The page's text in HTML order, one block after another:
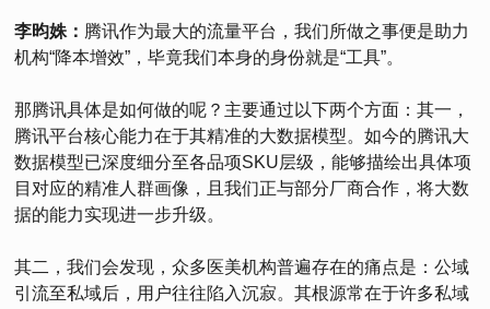
李昀姝： 腾讯作为最大的流量平台，我们所做之事便是助力
机构“降本增效”，毕竟我们本身的身份就是“工具”。
那腾讯具体是如何做的呢？主要通过以下两个方面：其一，
腾讯平台核心能力在于其精准的大数据模型。如今的腾讯大
数据模型已深度细分至各品项SKU层级，能够描绘出具体项
目对应的精准人群画像，且我们正与部分厂商合作，将大数
据的能力实现进一步升级。
其二，我们会发现，众多医美机构普遍存在的痛点是：公域
引流至私域后，用户往往陷入沉寂。其根源常在于许多私域